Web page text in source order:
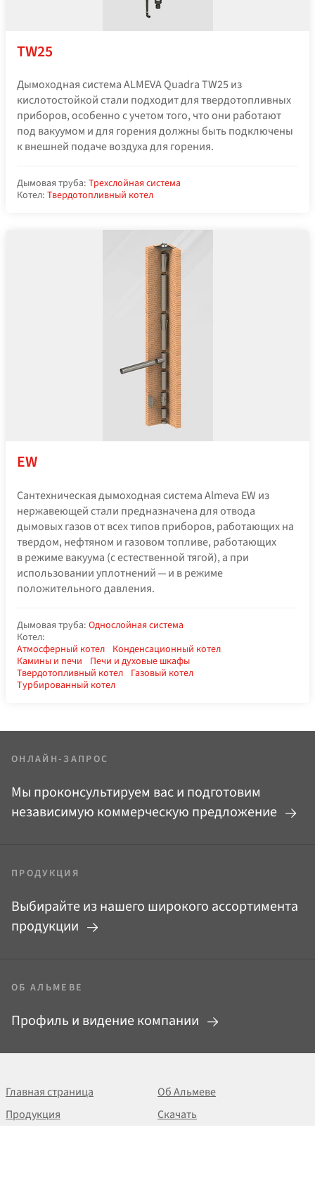
TW25
Дымоходная система ALMEVA Quadra TW25 из
кислотостойкой стали подходит для твердотопливных
приборов, особенно с учетом того, что они работают
под вакуумом и для горения должны быть подключены
к внешней подаче воздуха для горения.
Дымовая труба: Трехслойная система
Котел: Твердотопливный котел
EW
Сантехническая дымоходная система Almeva EW из
нержавеющей стали предназначена для отвода
дымовых газов от всех типов приборов, работающих на
твердом, нефтяном и газовом топливе, работающих
в режиме вакуума (с естественной тягой), а при
использовании уплотнений — и в режиме
положительного давления.
Дымовая труба: Однослойная система
Котел:
Атмосферный котел Конденсационный котел
Камины и печи
Печи и духовые шкафы
Твердотопливный котел Газовый котел
Турбированный котел
ОНЛАЙН-ЗАПРОС
Мы проконсультируем вас и подготовим
независимую коммерческую предложение
ПРОДУКЦИЯ
Выбирайте из нашего широкого ассортимента
продукции
ОБ АЛЬМЕВЕ
Профиль и видение компании
Главная страница
Об Альмеве
Продукция
Скачать